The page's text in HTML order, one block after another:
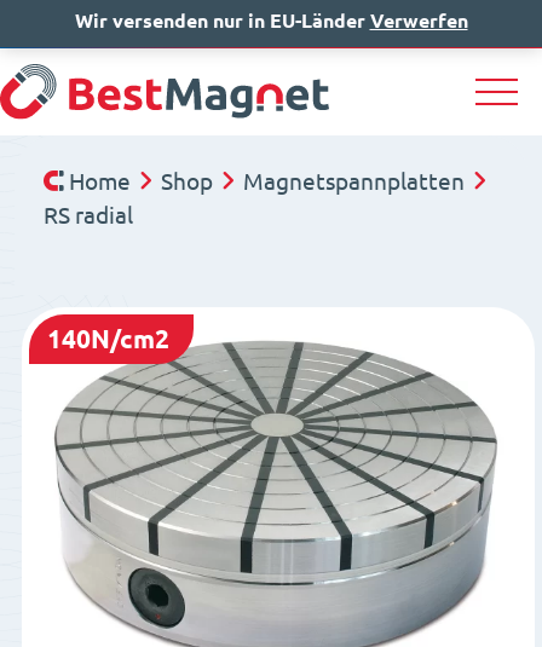
IT EN DE
Home Shop
Magnetspannplatten
RS radial
140N/cm2
Wir versenden nur in EU-Länder Verwerfen